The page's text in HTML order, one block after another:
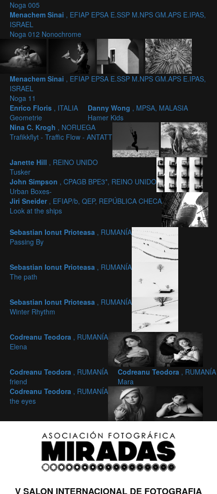
Noga 005
Menachem Sinai , EFIAP EPSA E.SSP M.NPS GM.APS E.IPAS,
ISRAEL
Noga 012 Nonochrome
Menachem Sinai , EFIAP EPSA E.SSP M.NPS GM.APS E.IPAS,
ISRAEL
Noga 11
Enrico Floris , ITALIA
Geometrie
Danny Wong , MPSA, MALASIA
Hamer Kids
Nina C. Krogh , NORUEGA
Trafikkflyt - Traffic Flow - ANTATT
Janette Hill , REINO UNIDO
Tusker
John Simpson , CPAGB BPE3*, REINO UNIDO
Urban Boxes-
Jiri Sneider , EFIAP/b, QEP, REPÚBLICA CHECA
Look at the ships
Sebastian Ionut Prioteasa , RUMANÍA
Passing By
Sebastian Ionut Prioteasa , RUMANÍA
The path
Sebastian Ionut Prioteasa , RUMANÍA
Winter Rhythm
Codreanu Teodora , RUMANÍA
Elena
Codreanu Teodora , RUMANÍA
friend
Codreanu Teodora , RUMANÍA
Mara
Codreanu Teodora , RUMANÍA
the eyes
V SALON INTERNACIONAL DE FOTOGRAFIA